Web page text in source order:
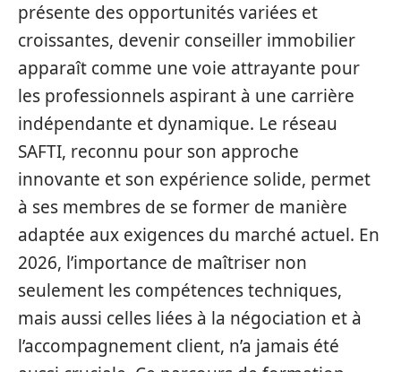
présente des opportunités variées et
croissantes, devenir conseiller immobilier
apparaît comme une voie attrayante pour
les professionnels aspirant à une carrière
indépendante et dynamique. Le réseau
SAFTI, reconnu pour son approche
innovante et son expérience solide, permet
à ses membres de se former de manière
adaptée aux exigences du marché actuel. En
2026, l’importance de maîtriser non
seulement les compétences techniques,
mais aussi celles liées à la négociation et à
l’accompagnement client, n’a jamais été